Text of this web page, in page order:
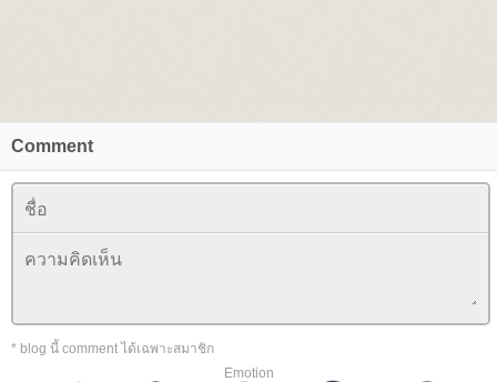
Comment
* blog นี้ comment ได้เฉพาะสมาชิก
Emotion